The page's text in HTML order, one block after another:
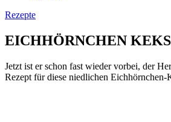
Rezepte
EICHHÖRNCHEN
Jetzt ist er schon fast wieder vorbei, der
Rezept für diese niedlichen